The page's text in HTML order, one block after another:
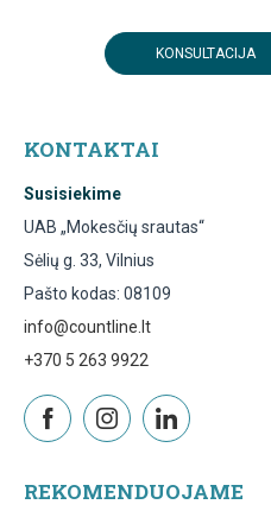
KONSULTACIJA
KONTAKTAI
Susisiekime
UAB „Mokesčių srautas“
Sėlių g. 33, Vilnius
Pašto kodas: 08109
info@countline.lt
+370 5 263 9922
REKOMENDUOJAME